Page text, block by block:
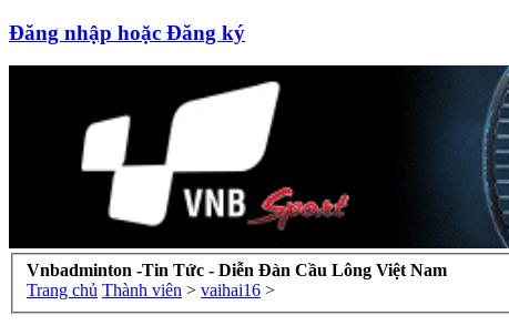
Đăng nhập hoặc Đăng ký
Vnbadminton -Tin Tức - Diễn Đàn Cầu Lông Việt Nam
Trang chủ Thành viên > vaihai16 >